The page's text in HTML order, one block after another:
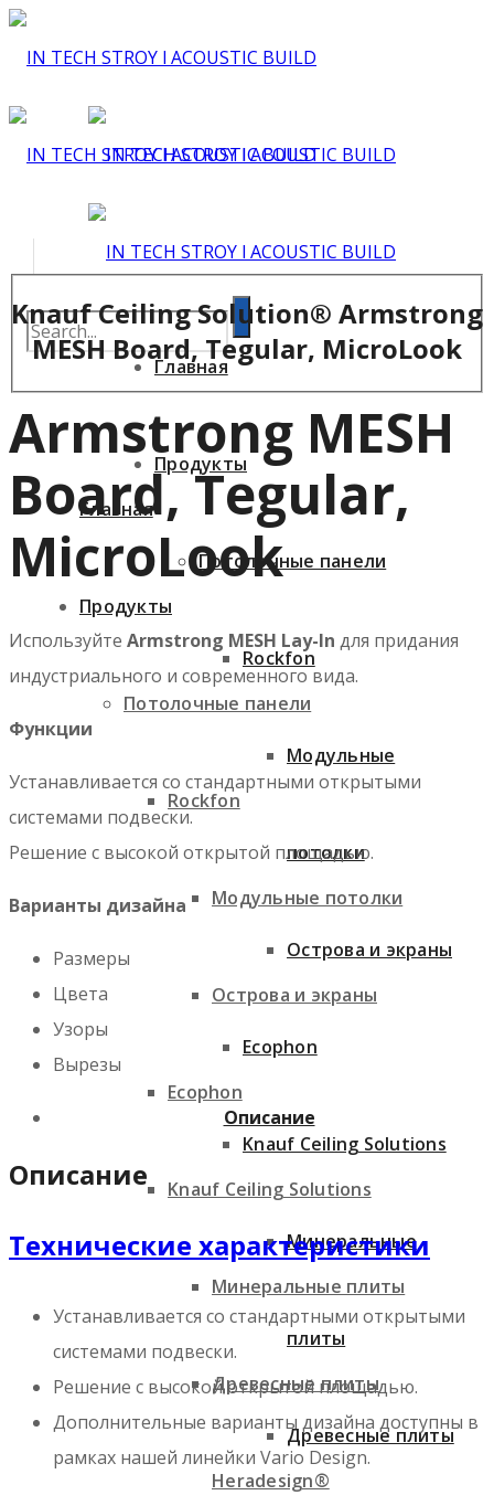
Главная
Продукты
Потолочные панели
Rockfon
Модульные потолки
Острова и экраны
Ecophon
Knauf Ceiling Solutions
Минеральные плиты
Древесные плиты
Heradesign®
Главная
Продукты
Потолочные панели
Rockfon
Модульные
потолки
Острова и экраны
Ecophon
Knauf Ceiling Solutions
Минеральные
плиты
Древесные плиты
Knauf Ceiling Solution® Armstrong
MESH Board, Tegular, MicroLook
Armstrong MESH
Board, Tegular,
MicroLook
Используйте Armstrong MESH Lay-In для придания
индустриального и современного вида.
Функции
Устанавливается со стандартными открытыми
системами подвески.
Решение с высокой открытой площадью.
Варианты дизайна
Размеры
Цвета
Узоры
Вырезы
Описание
Описание
Технические характеристики
Устанавливается со стандартными открытыми
системами подвески.
Решение с высокой открытой площадью.
Дополнительные варианты дизайна доступны в
рамках нашей линейки Vario Design.